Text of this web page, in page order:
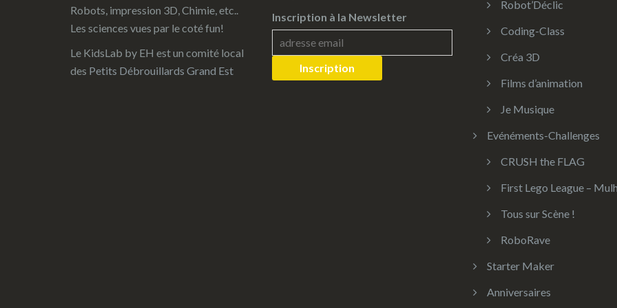
Robots, impression 3D, Chimie, etc..
Les sciences vues par le coté fun!
Le KidsLab by EH est un comité local
des Petits Débrouillards Grand Est
Inscription à la Newsletter
Robot’Déclic
Coding-Class
Créa 3D
Films d’animation
Je Musique
Evénéments-Challenges
CRUSH the FLAG
First Lego League –
Tous sur Scène !
RoboRave
Starter Maker
Anniversaires